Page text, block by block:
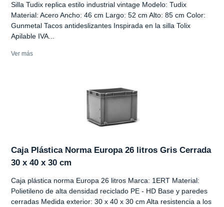
Silla Tudix replica estilo industrial vintage Modelo: Tudix
Material: Acero Ancho: 46 cm Largo: 52 cm Alto: 85 cm Color:
Gunmetal Tacos antideslizantes Inspirada en la silla Tolix
Apilable IVA...
Ver más
Caja Plástica Norma Europa 26 litros Gris Cerrada
30 x 40 x 30 cm
Caja plástica norma Europa 26 litros Marca: 1ERT Material:
Polietileno de alta densidad reciclado PE - HD Base y paredes
cerradas Medida exterior: 30 x 40 x 30 cm Alta resistencia a los